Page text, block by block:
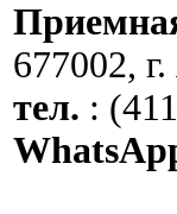
677002,
тел. :